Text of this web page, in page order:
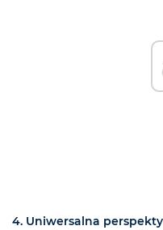
4. Uniwersalna